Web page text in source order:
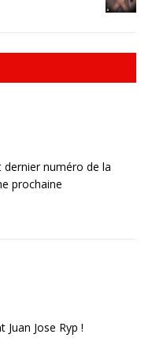
numéro de la
prochaine
Juan Jose Ryp !